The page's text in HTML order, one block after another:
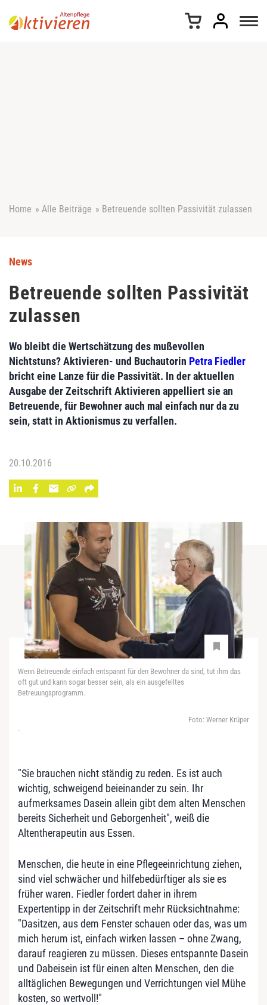
Home » Alle Beiträge » Betreuende sollten Passivität zulassen
News
Betreuende sollten Passivität
zulassen
Wo bleibt die Wertschätzung des mußevollen
Nichtstuns? Aktivieren- und Buchautorin Petra Fiedler
bricht eine Lanze für die Passivität. In der aktuellen
Ausgabe der Zeitschrift Aktivieren appelliert sie an
Betreuende, für Bewohner auch mal einfach nur da zu
sein, statt in Aktionismus zu verfallen.
20.10.2016
Wenn Betreuende einfach entspannt für den Bewohner da sind, tut ihm das
oft gut und kann sogar besser sein, als ein ausgefeiltes
Betreuungsprogramm.
Foto: Werner Krüper
-
"Sie brauchen nicht ständig zu reden. Es ist auch
wichtig, schweigend beieinander zu sein. Ihr
aufmerksames Dasein allein gibt dem alten Menschen
bereits Sicherheit und Geborgenheit", weiß die
Altentherapeutin aus Essen.
Menschen, die heute in eine Pflegeeinrichtung ziehen,
sind viel schwächer und hilfebedürftiger als sie es
früher waren. Fiedler fordert daher in ihrem
Expertentipp in der Zeitschrift mehr Rücksichtnahme:
"Dasitzen, aus dem Fenster schauen oder das, was um
mich herum ist, einfach wirken lassen – ohne Zwang,
darauf reagieren zu müssen. Dieses entspannte Dasein
und Dabeisein ist für einen alten Menschen, den die
alltäglichen Bewegungen und Verrichtungen viel Mühe
kosten, so wertvoll!"